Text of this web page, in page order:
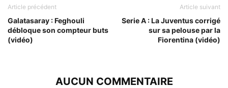
Article précédent
Galatasaray : Feghouli
débloque son compteur buts
(vidéo)
Article suivant
Serie A : La Juventus corrigé
sur sa pelouse par la
Fiorentina (vidéo)
AUCUN COMMENTAIRE